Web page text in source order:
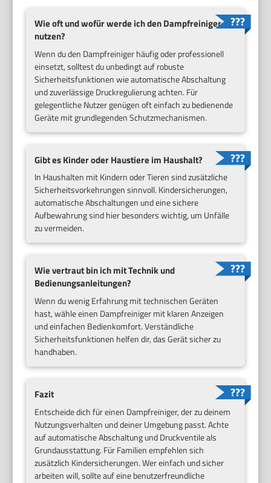
Wie oft und wofür werde ich den Dampfreiniger
nutzen?
Wenn du den Dampfreiniger häufig oder professionell
einsetzt, solltest du unbedingt auf robuste
Sicherheitsfunktionen wie automatische Abschaltung
und zuverlässige Druckregulierung achten. Für
gelegentliche Nutzer genügen oft einfach zu bedienende
Geräte mit grundlegenden Schutzmechanismen.
Gibt es Kinder oder Haustiere im Haushalt?
In Haushalten mit Kindern oder Tieren sind zusätzliche
Sicherheitsvorkehrungen sinnvoll. Kindersicherungen,
automatische Abschaltungen und eine sichere
Aufbewahrung sind hier besonders wichtig, um Unfälle
zu vermeiden.
Wie vertraut bin ich mit Technik und
Bedienungsanleitungen?
Wenn du wenig Erfahrung mit technischen Geräten
hast, wähle einen Dampfreiniger mit klaren Anzeigen
und einfachen Bedienkomfort. Verständliche
Sicherheitsfunktionen helfen dir, das Gerät sicher zu
handhaben.
Fazit
Entscheide dich für einen Dampfreiniger, der zu deinem
Nutzungsverhalten und deiner Umgebung passt. Achte
auf automatische Abschaltung und Druckventile als
Grundausstattung. Für Familien empfehlen sich
zusätzlich Kindersicherungen. Wer einfach und sicher
arbeiten will, sollte auf eine benutzerfreundliche